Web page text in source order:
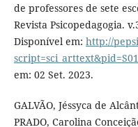
de professores de sete
Revista Psicopedagogia.
Disponível em: http://
em: 02 Set. 2023.
GALVÃO, Jéssyca de
PRADO, Carolina